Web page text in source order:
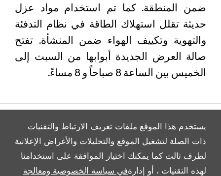
يستخدم هذا الموقع ملفات تعريف الارتباط والتقنيات
ذات الصلة لتشغيل الموقع والتحليلات والأغراض الإعلانية
لطرف ثالث كما يمكنك اختيار الموافقة على استخدامنا
لهذه التقنيات ، أو إدارةفي سياسة الخصوصية ومعالجة
ضمن المنطقة. كما تم استخدام مواد عزل
حديثة تقلل استهلاك الطاقة في نظام التدفئة
والتهوية وتكييف الهواء ضمن المنشأة. تفتح
صالة العرض الجديدة أبوابها من السبت إلى
الخميس بين الساعة 8 صباحاً و 8 مساءً.
All Rights Reserved